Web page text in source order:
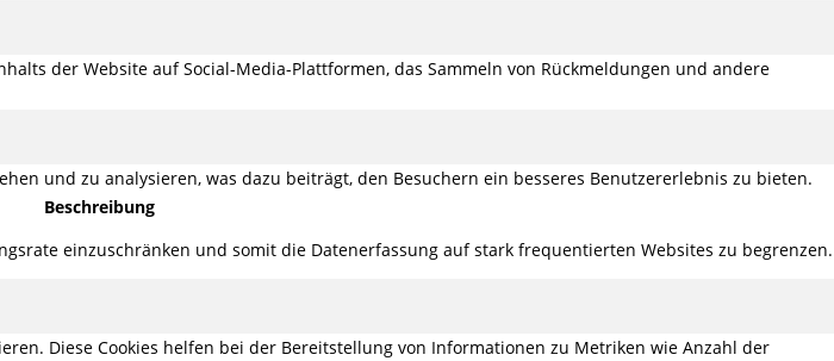
der Website auf Social-Media-Plattformen, das Sammeln von Rückmeldungen und andere
und zu analysieren, was dazu beiträgt, den Besuchern ein besseres Benutzererlebnis zu bieten.
Beschreibung
einzuschränken und somit die Datenerfassung auf stark frequentierten Websites zu begrenzen.
Diese Cookies helfen bei der Bereitstellung von Informationen zu Metriken wie Anzahl der